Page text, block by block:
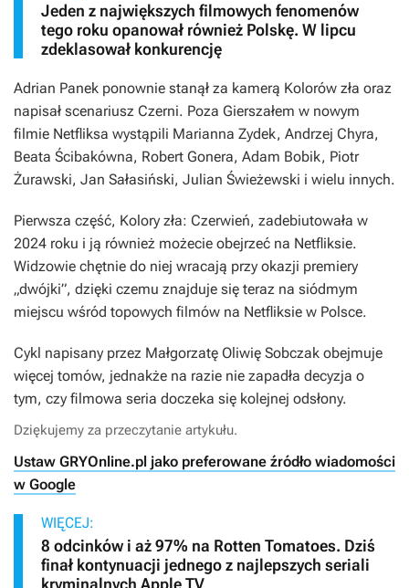
Jeden z największych filmowych fenomenów
tego roku opanował również Polskę. W lipcu
zdeklasował konkurencję
Adrian Panek ponownie stanął za kamerą Kolorów zła oraz
napisał scenariusz Czerni. Poza Gierszałem w nowym
filmie Netfliksa wystąpili Marianna Zydek, Andrzej Chyra,
Beata Ścibakówna, Robert Gonera, Adam Bobik, Piotr
Żurawski, Jan Sałasiński, Julian Świeżewski i wielu innych.
Pierwsza część, Kolory zła: Czerwień, zadebiutowała w
2024 roku i ją również możecie obejrzeć na Netfliksie.
Widzowie chętnie do niej wracają przy okazji premiery
„dwójki”, dzięki czemu znajduje się teraz na siódmym
miejscu wśród topowych filmów na Netfliksie w Polsce.
Cykl napisany przez Małgorzatę Oliwię Sobczak obejmuje
więcej tomów, jednakże na razie nie zapadła decyzja o
tym, czy filmowa seria doczeka się kolejnej odsłony.
Dziękujemy za przeczytanie artykułu.
Ustaw GRYOnline.pl jako preferowane źródło wiadomości
w Google
WIĘCEJ:
8 odcinków i aż 97% na Rotten Tomatoes. Dziś
finał kontynuacji jednego z najlepszych seriali